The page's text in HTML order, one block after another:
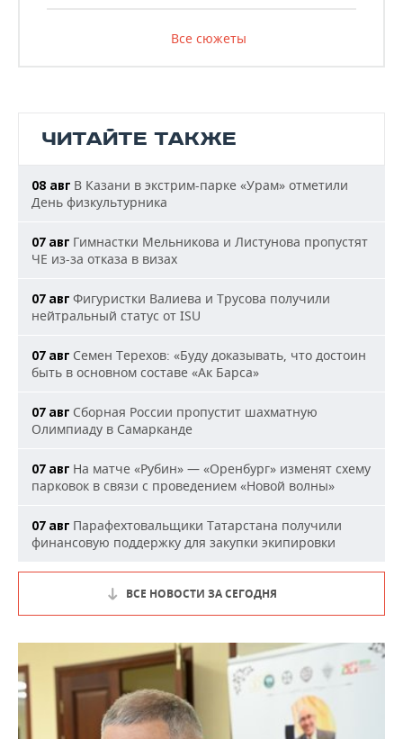
Все сюжеты
ЧИТАЙТЕ ТАКЖЕ
08 авг В Казани в экстрим-парке «Урам» отметили
День физкультурника
07 авг Гимнастки Мельникова и Листунова пропустят
ЧЕ из-за отказа в визах
07 авг Фигуристки Валиева и Трусова получили
нейтральный статус от ISU
07 авг Семен Терехов: «Буду доказывать, что достоин
быть в основном составе «Ак Барса»
07 авг Сборная России пропустит шахматную
Олимпиаду в Самарканде
07 авг На матче «Рубин» — «Оренбург» изменят схему
парковок в связи с проведением «Новой волны»
07 авг Парафехтовальщики Татарстана получили
финансовую поддержку для закупки экипировки
ВСЕ НОВОСТИ ЗА СЕГОДНЯ